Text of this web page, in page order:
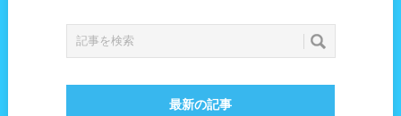
最新の記事